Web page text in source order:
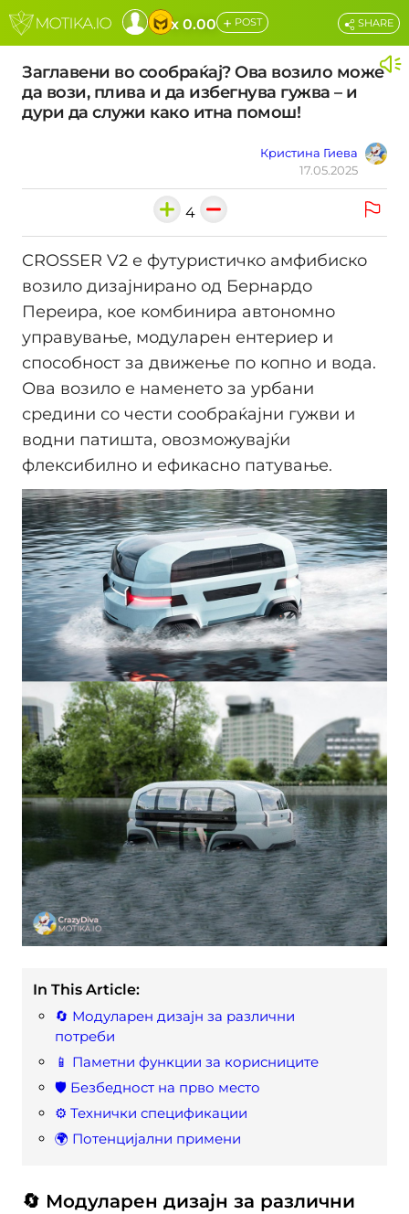
x 0.00 + POST
Заглавени во сообраќај? Ова возило може
да вози, плива и да избегнува гужва – и
дури да служи како итна помош!
Кристина Гиева
17.05.2025
SHARE
4
CROSSER V2 е футуристичко амфибиско
возило дизајнирано од Бернардо
Переира, кое комбинира автономно
управување, модуларен ентериер и
способност за движење по копно и вода.
Ова возило е наменето за урбани
средини со чести сообраќајни гужви и
водни патишта, овозможувајќи
флексибилно и ефикасно патување.
In This Article:
🔄 Модуларен дизајн за различни
потреби
📱 Паметни функции за корисниците
🛡️ Безбедност на прво место
⚙️ Технички спецификации
🌍 Потенцијални примени
🔄 Модуларен дизајн за различни